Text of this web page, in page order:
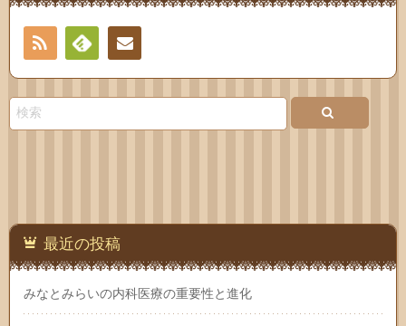
RSS
Feedlyお問
最近の投稿
みなとみらいの内科医療の重要性と進化